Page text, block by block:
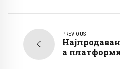
PREVIOUS
а